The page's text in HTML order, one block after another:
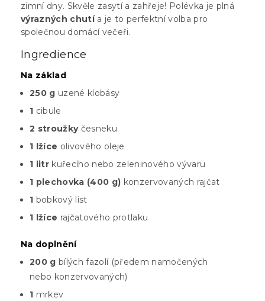
zimní dny. Skvěle zasytí a zahřeje! Polévka je plná
výrazných chutía je to perfektní volba pro
společnou domácí večeři.
Ingredience
Na základ
250 g uzené klobásy
1 cibule
2 stroužkyčesneku
1 lžíce olivového oleje
1 litr kuřecího nebo zeleninového vývaru
1 plechovka (400 g) konzervovaných rajčat
1 bobkový list
1 lžíce rajčatového protlaku
Na doplnění
200 g bílých fazolí (předem namočených
nebo konzervovaných)
1 mrkev